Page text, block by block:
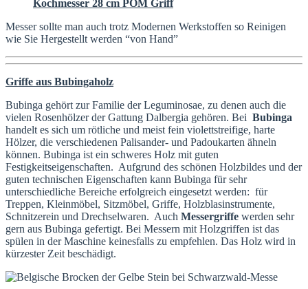
Kochmesser 28 cm POM Griff
Messer sollte man auch trotz Modernen Werkstoffen so Reinigen
wie Sie Hergestellt werden “von Hand”
Griffe aus Bubingaholz
Bubinga gehört zur Familie der Leguminosae, zu denen auch die
vielen Rosenhölzer der Gattung Dalbergia gehören. Bei Bubinga
handelt es sich um rötliche und meist fein violettstreifige, harte
Hölzer, die verschiedenen Palisander- und Padoukarten ähneln
können. Bubinga ist ein schweres Holz mit guten
Festigkeitseigenschaften. Aufgrund des schönen Holzbildes und der
guten technischen Eigenschaften kann Bubinga für sehr
unterschiedliche Bereiche erfolgreich eingesetzt werden: für
Treppen, Kleinmöbel, Sitzmöbel, Griffe, Holzblasinstrumente,
Schnitzerein und Drechselwaren. Auch Messergriffe werden sehr
gern aus Bubinga gefertigt. Bei Messern mit Holzgriffen ist das
spülen in der Maschine keinesfalls zu empfehlen. Das Holz wird in
kürzester Zeit beschädigt.